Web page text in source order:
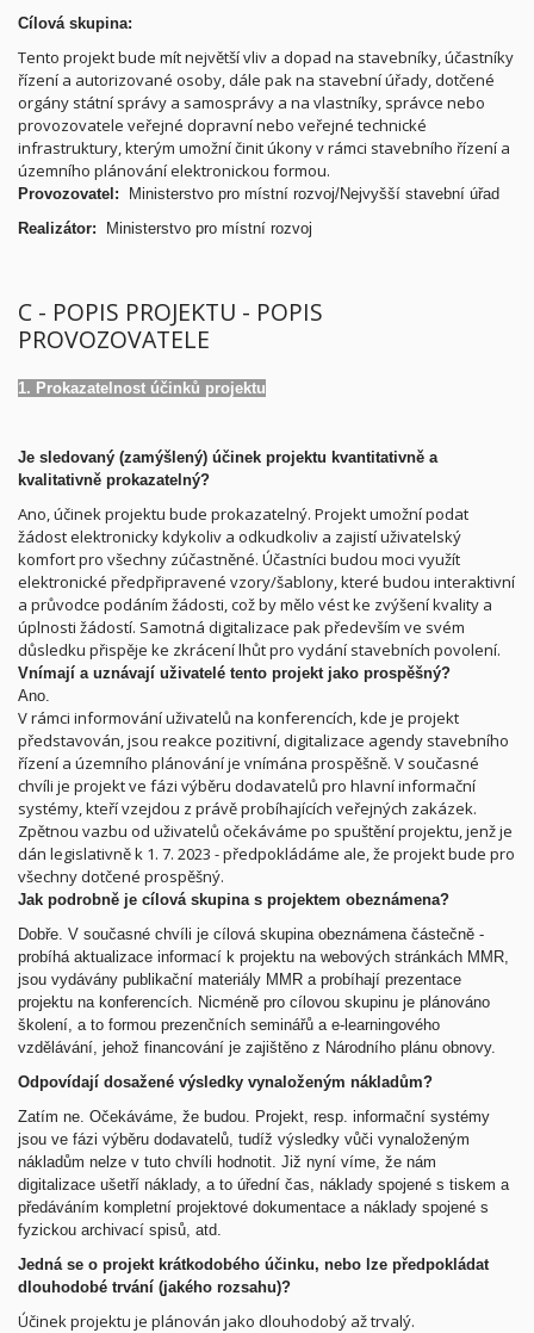
Cílová skupina:
Tento projekt bude mít největší vliv a dopad na stavebníky, účastníky
řízení a autorizované osoby, dále pak na stavební úřady, dotčené
orgány státní správy a samosprávy a na vlastníky, správce nebo
provozovatele veřejné dopravní nebo veřejné technické
infrastruktury, kterým umožní činit úkony v rámci stavebního řízení a
územního plánování elektronickou formou.
Provozovatel:
Ministerstvo pro místní rozvoj/Nejvyšší stavební úřad
Realizátor:
Ministerstvo pro místní rozvoj
C - POPIS PROJEKTU - POPIS
PROVOZOVATELE
1. Prokazatelnost účinků projektu
Je sledovaný (zamýšlený) účinek projektu kvantitativně a
kvalitativně prokazatelný?
Ano, účinek projektu bude prokazatelný. Projekt umožní podat
žádost elektronicky kdykoliv a odkudkoliv a zajistí uživatelský
komfort pro všechny zúčastněné. Účastníci budou moci využít
elektronické předpřipravené vzory/šablony, které budou interaktivní
a průvodce podáním žádosti, což by mělo vést ke zvýšení kvality a
úplnosti žádostí. Samotná digitalizace pak především ve svém
důsledku přispěje ke zkrácení lhůt pro vydání stavebních povolení.
Vnímají a uznávají uživatelé tento projekt jako prospěšný?
Ano.
V rámci informování uživatelů na konferencích, kde je projekt
představován, jsou reakce pozitivní, digitalizace agendy stavebního
řízení a územního plánování je vnímána prospěšně. V současné
chvíli je projekt ve fázi výběru dodavatelů pro hlavní informační
systémy, kteří vzejdou z právě probíhajících veřejných zakázek.
Zpětnou vazbu od uživatelů očekáváme po spuštění projektu, jenž je
dán legislativně k 1. 7. 2023 - předpokládáme ale, že projekt bude pro
všechny dotčené prospěšný.
Jak podrobně je cílová skupina s projektem obeznámena?
Dobře. V současné chvíli je cílová skupina obeznámena částečně -
probíhá aktualizace informací k projektu na webových stránkách MMR,
jsou vydávány publikační materiály MMR a probíhají prezentace
projektu na konferencích. Nicméně pro cílovou skupinu je plánováno
školení, a to formou prezenčních seminářů a e-learningového
vzdělávání, jehož financování je zajištěno z Národního plánu obnovy.
Odpovídají dosažené výsledky vynaloženým nákladům?
Zatím ne. Očekáváme, že budou. Projekt, resp. informační systémy
jsou ve fázi výběru dodavatelů, tudíž výsledky vůči vynaloženým
nákladům nelze v tuto chvíli hodnotit. Již nyní víme, že nám
digitalizace ušetří náklady, a to úřední čas, náklady spojené s tiskem a
předáváním kompletní projektové dokumentace a náklady spojené s
fyzickou archivací spisů, atd.
Jedná se o projekt krátkodobého účinku, nebo lze předpokládat
dlouhodobé trvání (jakého rozsahu)?
Účinek projektu je plánován jako dlouhodobý až trvalý.